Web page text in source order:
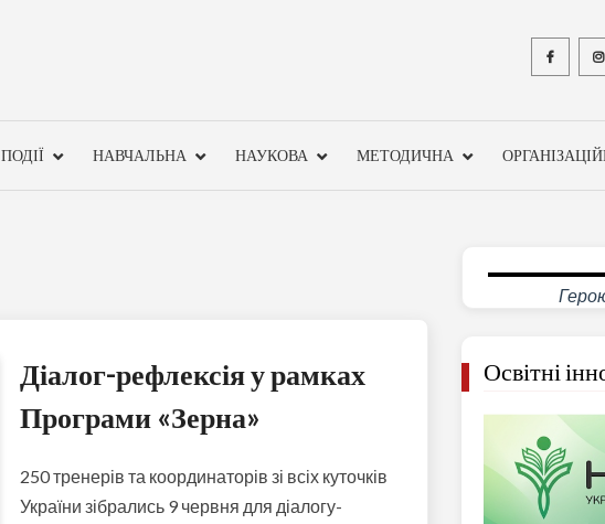
ПОДІЇ НАВЧАЛЬНА НАУКОВА МЕТОДИЧНА
Діалог-рефлексія у рамках
Програми «Зерна»
250 тренерів та координаторів зі всіх куточків
України зібрались 9 червня для діалогу-
Освітні